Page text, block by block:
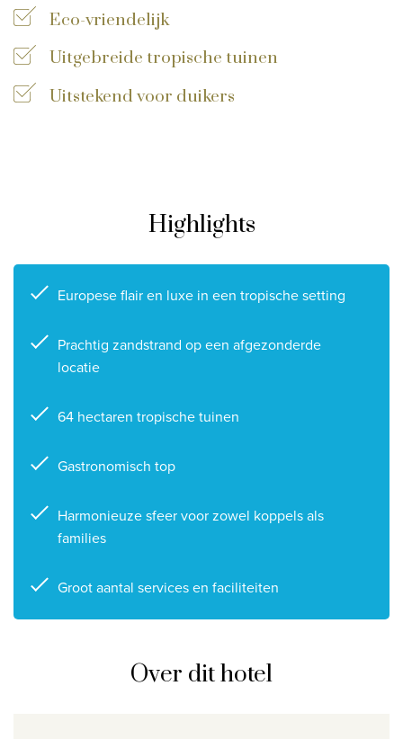
Eco-vriendelijk
Uitgebreide tropische tuinen
Uitstekend voor duikers
Highlights
Europese flair en luxe in een tropische setting
Prachtig zandstrand op een afgezonderde
locatie
64 hectaren tropische tuinen
Gastronomisch top
Harmonieuze sfeer voor zowel koppels als
families
Groot aantal services en faciliteiten
Over dit hotel